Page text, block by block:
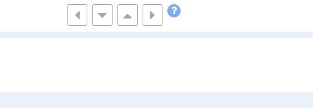
533 105
514 82